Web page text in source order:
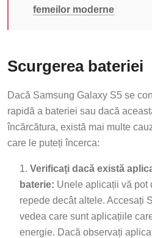
femeilor moderne
Scurgerea bateriei
Dacă Samsung Galaxy S5 se
rapidă a bateriei sau dacă
încărcătura, există mai multe
care le puteți încerca:
Verificați dacă există
baterie: Unele aplicații vă pot
repede decât altele. Accesați
vedea care sunt aplicațiile
energie. Dacă observați